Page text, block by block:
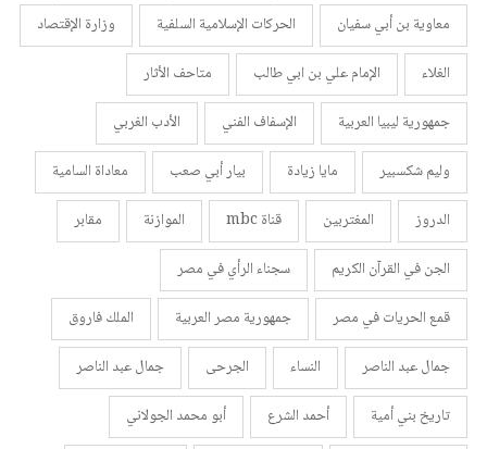
معاوية بن أبي سفيان
الحركات الإسلامية السلفية
وزارة الإقتصاد
الغلاء
الإمام علي بن ابي طالب
متاحف الأثار
جمهورية ليبيا العربية
الإسفاف الفني
الأدب الغربي
وليم شكسبير
مايا زيادة بيار أبي صعب
معاداة السامية
الدروز
المغتربين قناة mbc الموازنة
مقابر
الجن في القرآن الكريم
سجناء الرأي في مصر
قمع الحريات في مصر
جمهورية مصر العربية
الملك فاروق
جمال عبد الناصر
النساء الجرحى
جمال عبد الناصر
تاريخ بني أمية
أحمد الشرع
أبو محمد الجولاني